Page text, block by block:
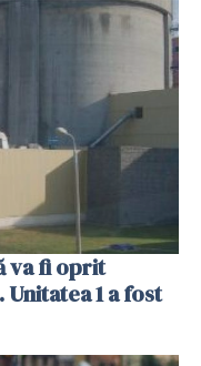
va fi oprit
1 a fost